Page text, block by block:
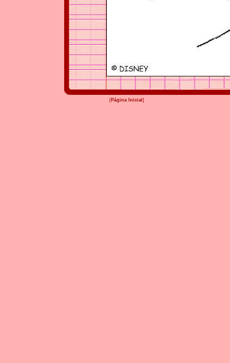
[Página Inicial ]